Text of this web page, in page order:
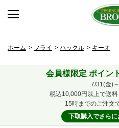
ホーム > フライ > ハックル > キーオ
会員様限定 ポイン
7/31(金)
税込10,000円以上で送料
15時までのご注文
下取購入でさらに